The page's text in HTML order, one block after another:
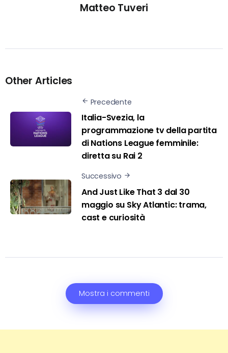
Matteo Tuveri
Other Articles
Precedente
Italia-Svezia, la
programmazione tv della partita
di Nations League femminile:
diretta su Rai 2
Successivo
And Just Like That 3 dal 30
maggio su Sky Atlantic: trama,
cast e curiosità
Mostra i commenti